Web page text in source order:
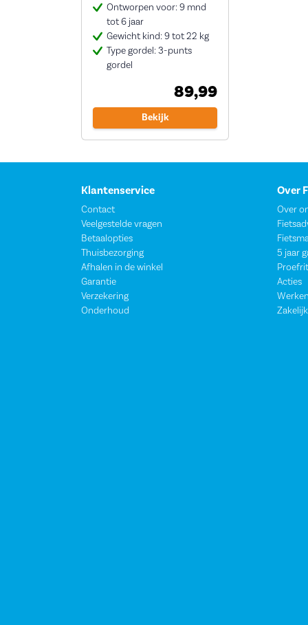
Ontworpen voor: 9 mnd
tot 6 jaar
Gewicht kind: 9 tot 22 kg
Type gordel: 3-punts
gordel
89,99
Bekijk
Klantenservice
Contact
Veelgestelde vragen
Betaalopties
Thuisbezorging
Afhalen in de winkel
Garantie
Verzekering
Onderhoud
Over
Over
5 jaar
Acties
Zakelijk